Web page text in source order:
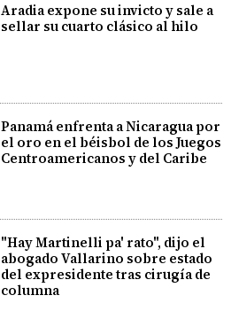
Aradia expone su invicto y sale a
sellar su cuarto clásico al hilo
Panamá enfrenta a Nicaragua por
el oro en el béisbol de los Juegos
Centroamericanos y del Caribe
"Hay Martinelli pa' rato", dijo el
abogado Vallarino sobre estado
del expresidente tras cirugía de
columna